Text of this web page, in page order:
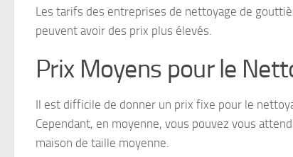
Les tarifs des entreprises de nettoyage de
peuvent avoir des prix plus élevés.
Prix Moyens pour le
Il est difficile de donner un prix fixe pour le
Cependant, en moyenne, vous pouvez vous
maison de taille moyenne.